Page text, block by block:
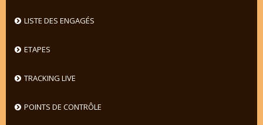
LISTE DES ENGAGÉS
ETAPES
TRACKING LIVE
POINTS DE CONTRÔLE